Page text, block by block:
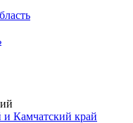
и Камчатский край